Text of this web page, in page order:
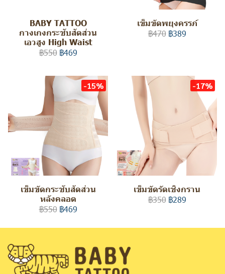
BABY TATTOO
กางเกงกระชับสัดส่วน
เอวสูง High Waist
฿550 ฿469
เข็มขัดพยุงครรภ์
฿470 ฿389
-15%
เข็มขัดกระชับสัดส่วน
หลังคลอด
฿550 ฿469
-17%
เข็มขัดรัดเชิงกราน
฿350 ฿289